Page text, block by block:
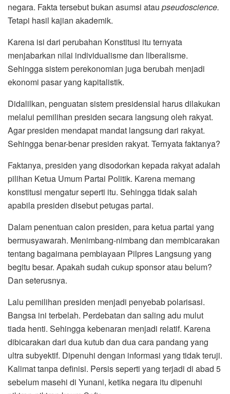
negara. Fakta tersebut bukan asumsi atau pseudoscience.
Tetapi hasil kajian akademik.
Karena isi dari perubahan Konstitusi itu ternyata
menjabarkan nilai individualisme dan liberalisme.
Sehingga sistem perekonomian juga berubah menjadi
ekonomi pasar yang kapitalistik.
Didalilkan, penguatan sistem presidensial harus dilakukan
melalui pemilihan presiden secara langsung oleh rakyat.
Agar presiden mendapat mandat langsung dari rakyat.
Sehingga benar-benar presiden rakyat. Ternyata faktanya?
Faktanya, presiden yang disodorkan kepada rakyat adalah
pilihan Ketua Umum Partai Politik. Karena memang
konstitusi mengatur seperti itu. Sehingga tidak salah
apabila presiden disebut petugas partai.
Dalam penentuan calon presiden, para ketua partai yang
bermusyawarah. Menimbang-nimbang dan membicarakan
tentang bagaimana pembiayaan Pilpres Langsung yang
begitu besar. Apakah sudah cukup sponsor atau belum?
Dan seterusnya.
Lalu pemilihan presiden menjadi penyebab polarisasi.
Bangsa ini terbelah. Perdebatan dan saling adu mulut
tiada henti. Sehingga kebenaran menjadi relatif. Karena
dibicarakan dari dua kutub dan dua cara pandang yang
ultra subyektif. Dipenuhi dengan informasi yang tidak teruji.
Kalimat tanpa definisi. Persis seperti yang terjadi di abad 5
sebelum masehi di Yunani, ketika negara itu dipenuhi